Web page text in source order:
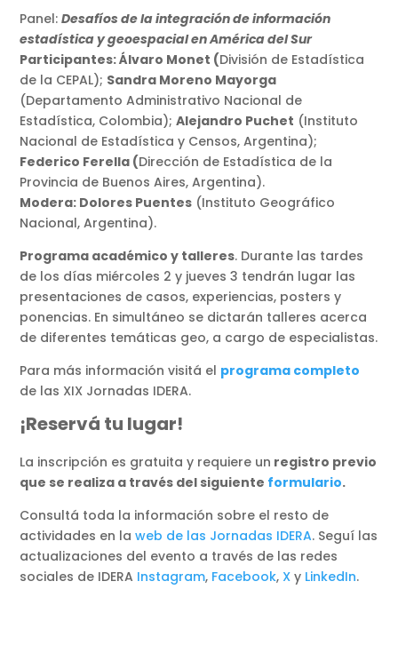
Panel: Desafíos de la integración de información
estadística y geoespacial en América del Sur
Participantes: Álvaro Monet (División de Estadística
de la CEPAL); Sandra Moreno Mayorga
(Departamento Administrativo Nacional de
Estadística, Colombia);Alejandro Puchet (Instituto
Nacional de Estadística y Censos, Argentina);
Federico Ferella (Dirección de Estadística de la
Provincia de Buenos Aires, Argentina).
Modera: Dolores Puentes (Instituto Geográfico
Nacional, Argentina).
Programa académico y talleres. Durante las tardes
de los días miércoles 2 y jueves 3 tendrán lugar las
presentaciones de casos, experiencias, posters y
ponencias. En simultáneo se dictarán talleres acerca
de diferentes temáticas geo, a cargo de especialistas.
Para más información visitá el programa completo
de las XIX Jornadas IDERA.
¡Reservá tu lugar!
La inscripción es gratuita y requiere un registro previo
que se realiza a través del siguiente formulario.
Consultá toda la información sobre el resto de
actividades en laweb de las Jornadas IDERA. Seguí las
actualizaciones del evento a través de las redes
sociales de IDERA Instagram, Facebook, X y LinkedIn.